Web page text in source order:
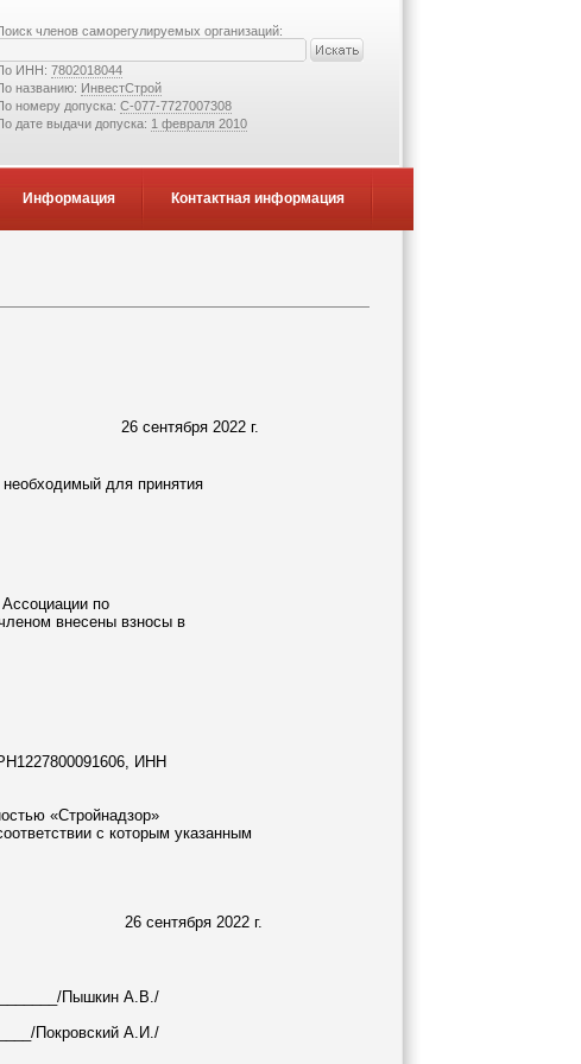
членов саморегулируемых организаций:
ИНН: 7802018044
названию: ИнвестСтрой
номеру допуска: С-077-7727007308
дате выдачи допуска: 1 февраля 2010
Информация Контактная информация
26 сентября 2022 г.
для принятия
по
внесены взносы в
ИНН
«Стройнадзор»
с которым указанным
26 сентября 2022 г.
Пышкин А.В./
Покровский А.И./